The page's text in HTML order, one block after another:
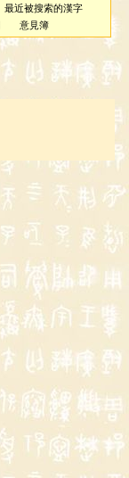
最近被搜索的漢字
意見簿